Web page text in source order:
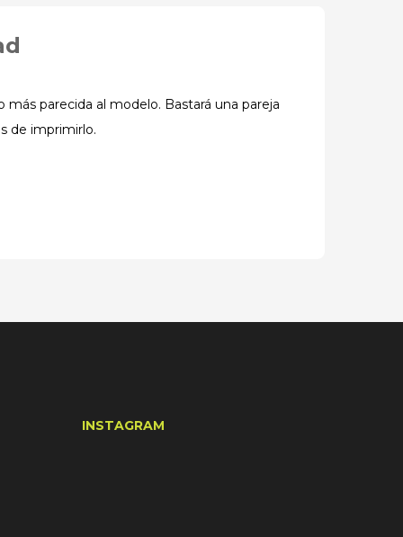
parecida al modelo. Bastará una pareja
de imprimirlo.
INSTAGRAM